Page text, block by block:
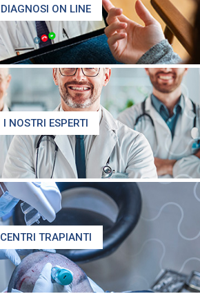
DIAGNOSI ON LINE
I NOSTRI ESPERTI
CENTRI TRAPIANTI